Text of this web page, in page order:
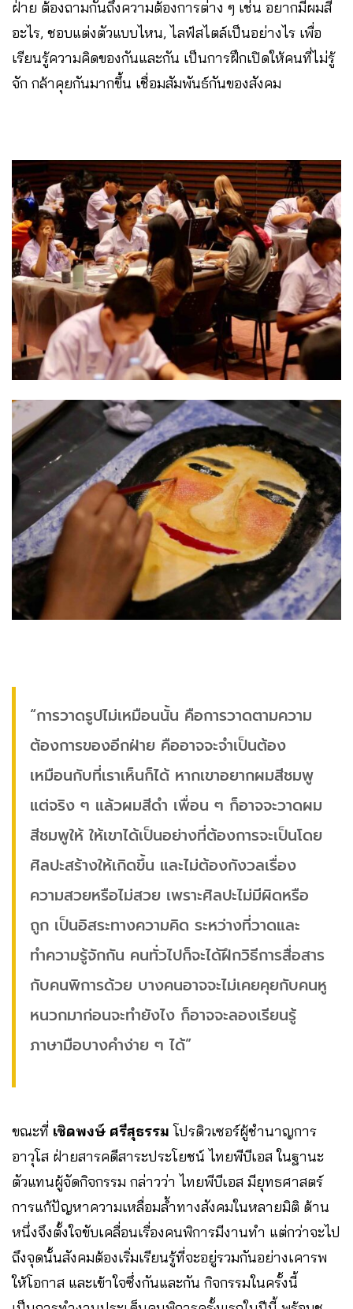
ฝ่าย ต้องถามกันถึงความต้องการต่าง ๆ เช่น อยากมีผมสี
อะไร, ชอบแต่งตัวแบบไหน, ไลฟ์สไตล์เป็นอย่างไร เพื่อ
เรียนรู้ความคิดของกันและกัน เป็นการฝึกเปิดให้คนที่ไม่รู้
จัก กล้าคุยกันมากขึ้น เชื่อมสัมพันธ์กันของสังคม
“การวาดรูปไม่เหมือนนั้น คือการวาดตามความ
ต้องการของอีกฝ่าย คืออาจจะจำเป็นต้อง
เหมือนกับที่เราเห็นก็ได้ หากเขาอยากผมสีชมพู
แต่จริง ๆ แล้วผมสีดำ เพื่อน ๆ ก็อาจจะวาดผม
สีชมพูให้ ให้เขาได้เป็นอย่างที่ต้องการจะเป็นโดย
ศิลปะสร้างให้เกิดขึ้น และไม่ต้องกังวลเรื่อง
ความสวยหรือไม่สวย เพราะศิลปะไม่มีผิดหรือ
ถูก เป็นอิสระทางความคิด ระหว่างที่วาดและ
ทำความรู้จักกัน คนทั่วไปก็จะได้ฝึกวิธีการสื่อสาร
กับคนพิการด้วย บางคนอาจจะไม่เคยคุยกับคนหู
หนวกมาก่อนจะทำยังไง ก็อาจจะลองเรียนรู้
ภาษามือบางคำง่าย ๆ ได้”
ขณะที่ เชิดพงษ์ ศรีสุธรรม โปรดิวเซอร์ผู้ชำนาญการ
อาวุโส ฝ่ายสารคดีสาระประโยชน์ ไทยพีบีเอส ในฐานะ
ตัวแทนผู้จัดกิจกรรม กล่าวว่า ไทยพีบีเอส มียุทธศาสตร์
การแก้ปัญหาความเหลื่อมล้ำทางสังคมในหลายมิติ ด้าน
หนึ่งจึงตั้งใจขับเคลื่อนเรื่องคนพิการมีงานทำ แต่กว่าจะไป
ถึงจุดนั้นสังคมต้องเริ่มเรียนรู้ที่จะอยู่รวมกันอย่างเคารพ
ให้โอกาส และเข้าใจซึ่งกันและกัน กิจกรรมในครั้งนี้